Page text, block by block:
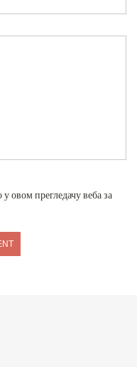
овом прегледачу веба за